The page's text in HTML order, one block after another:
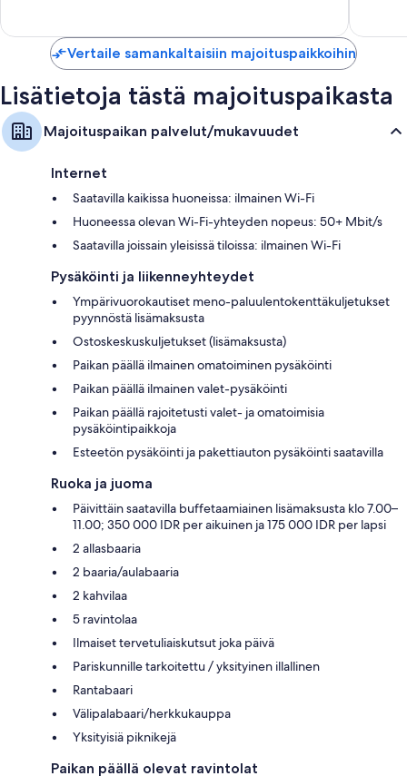
Vertaile samankaltaisiin majoituspaikkoihin
Lisätietoja tästä majoituspaikasta
Majoituspaikan palvelut/mukavuudet
Internet
Saatavilla kaikissa huoneissa: ilmainen Wi-Fi
Huoneessa olevan Wi-Fi-yhteyden nopeus: 50+ Mbit/s
Saatavilla joissain yleisissä tiloissa: ilmainen Wi-Fi
Pysäköinti ja liikenneyhteydet
Ympärivuorokautiset meno-paluulentokenttäkuljetukset
pyynnöstä lisämaksusta
Ostoskeskuskuljetukset (lisämaksusta)
Paikan päällä ilmainen omatoiminen pysäköinti
Paikan päällä ilmainen valet-pysäköinti
Paikan päällä rajoitetusti valet- ja omatoimisia
pysäköintipaikkoja
Esteetön pysäköinti ja pakettiauton pysäköinti saatavilla
Ruoka ja juoma
Päivittäin saatavilla buffetaamiainen lisämaksusta klo 7.00–
11.00; 350 000 IDR per aikuinen ja 175 000 IDR per lapsi
2 allasbaaria
2 baaria/aulabaaria
2 kahvilaa
5 ravintolaa
Ilmaiset tervetuliaiskutsut joka päivä
Pariskunnille tarkoitettu / yksityinen illallinen
Rantabaari
Välipalabaari/herkkukauppa
Yksityisiä piknikejä
Paikan päällä olevat ravintolat